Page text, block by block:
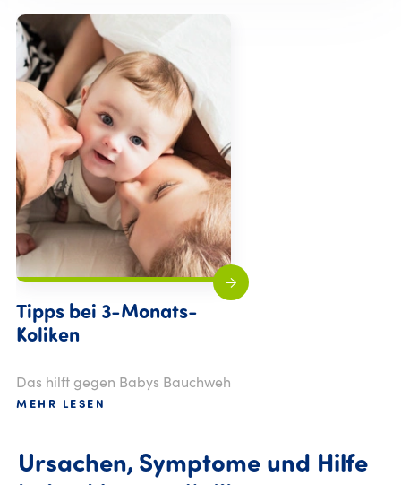
Tipps bei 3-Monats-
Koliken
Das hilft gegen Babys Bauchweh
MEHR LESEN
Ursachen, Symptome und Hilfe